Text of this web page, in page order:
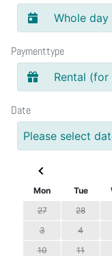
Whole day
Paymenttype
Rental (for
Date
Please select
Mon
Tue
27
28
3
4
10
11